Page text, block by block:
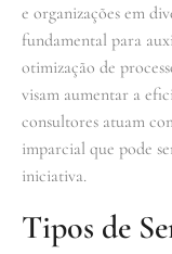
e organizações em
fundamental para
otimização de
visam aumentar a
consultores atuam
imparcial que pode
iniciativa.
Tipos de